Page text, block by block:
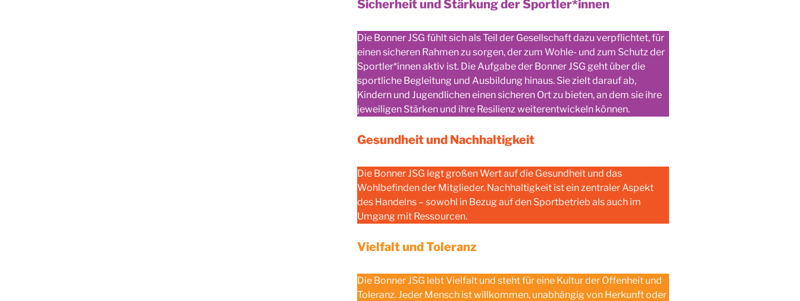
Sicherheit und Stärkung der Sportler*innen
Die Bonner JSG fühlt sich als Teil der Gesellschaft dazu verpflichtet, für
einen sicheren Rahmen zu sorgen, der zum Wohle- und zum Schutz der
Sportler*innen aktiv ist. Die Aufgabe der Bonner JSG geht über die
sportliche Begleitung und Ausbildung hinaus. Sie zielt darauf ab,
Kindern und Jugendlichen einen sicheren Ort zu bieten, an dem sie ihre
jeweiligen Stärken und ihre Resilienz weiterentwickeln können.
Gesundheit und Nachhaltigkeit
Die Bonner JSG legt großen Wert auf die Gesundheit und das
Wohlbefinden der Mitglieder. Nachhaltigkeit ist ein zentraler Aspekt
des Handelns – sowohl in Bezug auf den Sportbetrieb als auch im
Umgang mit Ressourcen.
Vielfalt und Toleranz
Die Bonner JSG lebt Vielfalt und steht für eine Kultur der Offenheit und
Toleranz. Jeder Mensch ist willkommen, unabhängig von Herkunft oder